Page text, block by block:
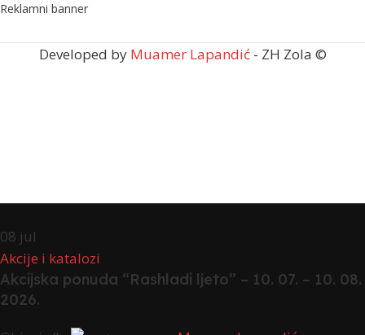
Reklamni banner
Developed by Muamer Lapandić- ZH Zola ©
08 jul
Akcije i katalozi
Akcijska ponuda “Rashladi ljeto” – 10. 07. – 10. 08.
2026.